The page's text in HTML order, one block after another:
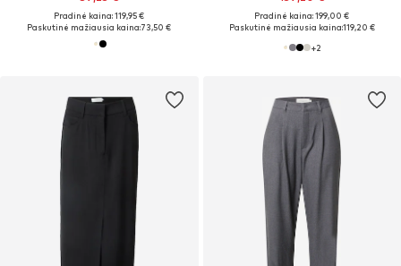
Pradinė kaina: 119,95 €
Paskutinė mažiausia kaina:73,50 €
Pradinė kaina: 199,00 €
Paskutinė mažiausia kaina:119,20 €
+2